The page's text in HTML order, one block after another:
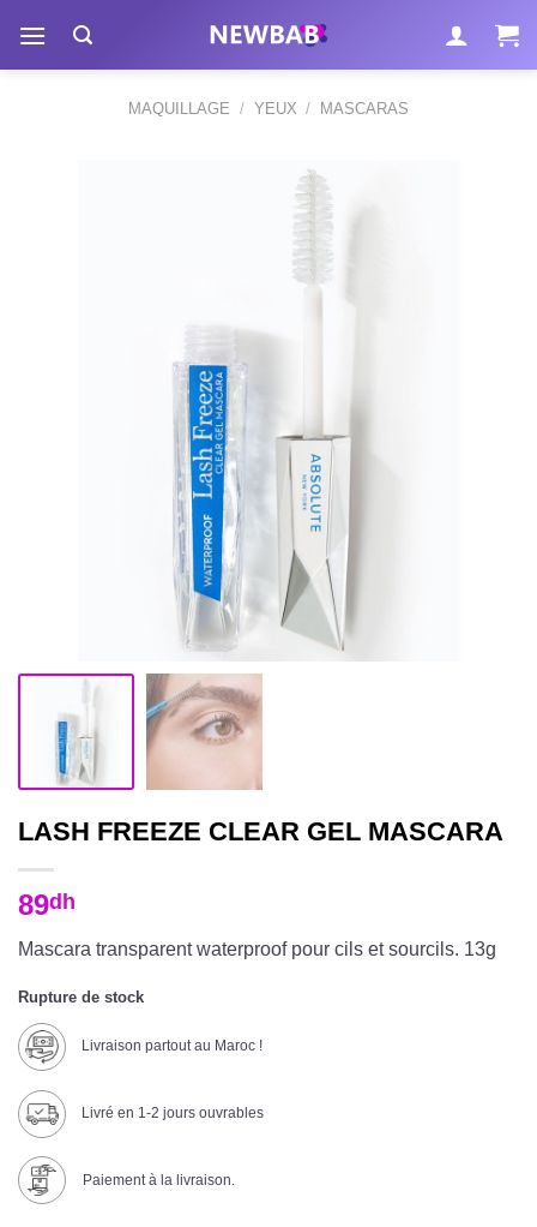
contenu
MAQUILLAGE / YEUX / MASCARAS
LASH FREEZE CLEAR GEL MASCARA
89dh
Mascara transparent waterproof pour cils et sourcils. 13g
Rupture de stock
Livraison partout au Maroc !
Livré en 1-2 jours ouvrables
Paiement à la livraison.